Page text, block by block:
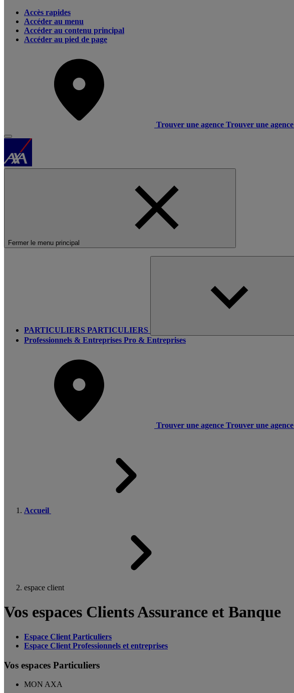
Accès rapides
Accéder au menu
Accéder au contenu principal
Accéder au pied de page
Trouver une agence Trouver une agence
Fermer le menu principal
PARTICULIERS PARTICULIERS
Professionnels & Entreprises Pro & Entreprises
Trouver une agence Trouver une agence
Accueil
espace client
Vos espaces Clients Assurance et Banque
Espace Client Particuliers
Espace Client Professionnels et entreprises
Vos espaces Particuliers
MON AXA